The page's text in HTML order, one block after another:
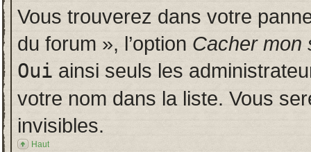
Vous trouverez dans votre
du forum », l’option Cacher mon
Oui ainsi seuls les
votre nom dans la liste. Vous
invisibles.
Haut